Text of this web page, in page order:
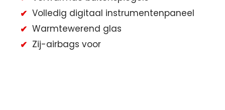
Volledig digitaal instrumentenpaneel
Warmtewerend glas
Zij-airbags voor